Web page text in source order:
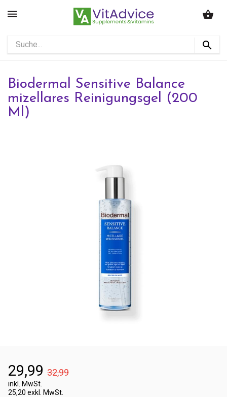
Biodermal Sensitive Balance
mizellares Reinigungsgel (200
Ml)
29,99 32,99
inkl. MwSt.
25,20 exkl. MwSt.